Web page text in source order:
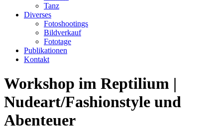
Tanz
Diverses
Fotoshootings
Bildverkauf
Fototage
Publikationen
Kontakt
Workshop im Reptilium |
Nudeart/Fashionstyle und
Abenteuer